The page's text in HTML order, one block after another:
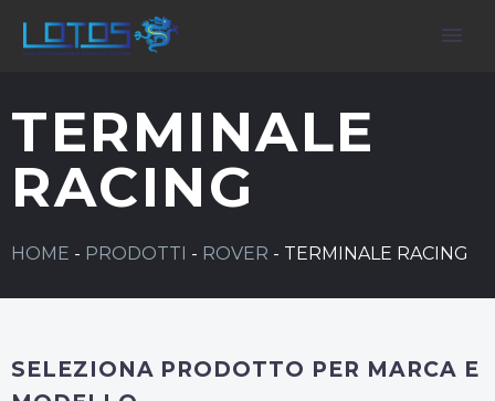
TERMINALE
RACING
HOME - PRODOTTI - ROVER - TERMINALE RACING
SELEZIONA PRODOTTO PER MARCA E